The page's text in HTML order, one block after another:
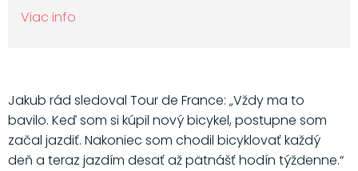
Viac info
Jakub rád sledoval Tour de France: „Vždy ma to
bavilo. Keď som si kúpil nový bicykel, postupne som
začal jazdiť. Nakoniec som chodil bicyklovať každý
deň a teraz jazdím desať až pätnášť hodín týždenne.“